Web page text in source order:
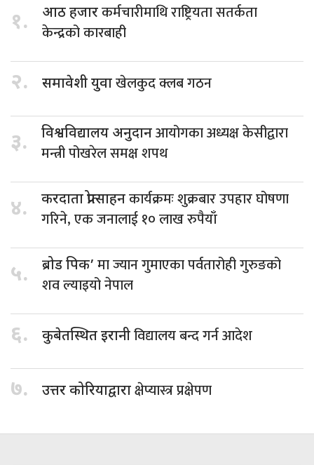
१. आठ हजारकर्मचारीमाथि राष्ट्रियता सतर्कता
केन्द्रको कारबाही
२. समावेशी युवाखेलकुद क्लब गठन
३. विश्वविद्यालय अनुदानआयोगका अध्यक्ष केसीद्वारा
मन्त्री पोखरेल समक्ष शपथ
४. करदाता प्रोत्साहनकार्यक्रमः शुक्रबार उपहार घोषणा
गरिने, एक जनालाई १० लाख रुपैयाँ
५. ब्रोड पिक’ मा ज्यान गुमाएका पर्वतारोही गुरुङको
शव ल्याइयो नेपाल
६. कुबेतस्थित इरानीविद्यालय बन्द गर्न आदेश
७. उत्तर कोरियाद्वाराक्षेप्यास्त्र प्रक्षेपण